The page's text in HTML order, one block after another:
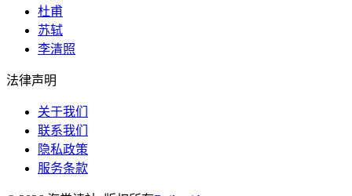
杜甫
苏轼
李清照
法律声明
关于我们
联系我们
隐私政策
服务条款